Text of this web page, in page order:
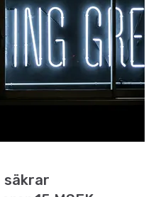
säkrar